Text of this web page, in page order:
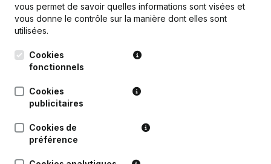
Publications
Date Publication
24-07-2019
Nominations - Modification Forme
vous permet de savoir quelles informations sont visées et
vous donne le contrôle sur la manière dont elles sont
utilisées.
Cookies
fonctionnels
Cookies
publicitaires
Cookies de
préférence